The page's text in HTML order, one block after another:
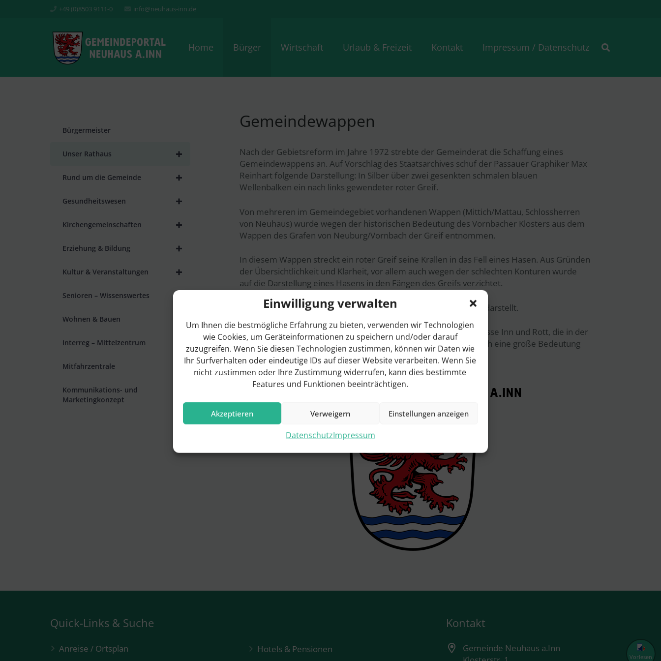
Einwilligung verwalten
Um Ihnen die bestmögliche Erfahrung zu bieten, verwenden wir Technologien
wie Cookies, um Geräteinformationen zu speichern und/oder darauf
zuzugreifen. Wenn Sie diesen Technologien zustimmen, können wir Daten wie
Ihr Surfverhalten oder eindeutige IDs auf dieser Website verarbeiten. Wenn Sie
nicht zustimmen oder Ihre Zustimmung widerrufen, kann dies bestimmte
Features und Funktionen beeinträchtigen.
Akzeptieren Verweigern Einstellungen anzeigen
DatenschutzImpressum
+49 (0)8503 9111-0 info@neuhaus-inn.de
Home Bürger Wirtschaft Urlaub & Freizeit Kontakt Impressum / Datenschutz
Vorlesen
Gemeindewappen
Nach der Gebietsreform im Jahre 1972 strebte der Gemeinderat die Schaffung eines
Gemeindewappens an. Auf Vorschlag des Staatsarchives schuf der Passauer Graphiker Max
Reinhart folgende Darstellung: In Silber über zwei gesenkten schmalen blauen
Wellenbalken ein nach links gewendeter roter Greif.
Von mehreren im Gemeindegebiet vorhandenen Wappen (Mittich/Mattau, Schlossherren
von Neuhaus) wurde wegen der historischen Bedeutung des Vornbacher Klosters aus dem
Wappen des Grafen von Neuburg/Vornbach der Greif entnommen.
In diesem Wappen streckt ein roter Greif seine Krallen in das Fell eines Hasen. Aus Gründen
der Übersichtlichkeit und Klarheit, vor allem auch wegen der schlechten Konturen wurde
auf die Darstellung eines Hasens in den Fängen des Greifs verzichtet.
Der Greif ist in der Heraldik ein Vogel, der Tapferkeit und Stärke darstellt.
Die blauen Wellenbalken sind topographische Zeichen für die Flüsse Inn und Rott, die in der
Geschichte der Gemeinde eine wichtige Rolle spielten, heute noch eine große Bedeutung
haben und oft eine Herausforderung darstellen.
Bürgermeister
+
Unser Rathaus
+
Rund um die Gemeinde
+
Gesundheitswesen
+
Kirchengemeinschaften
+
Erziehung & Bildung
+
Kultur & Veranstaltungen
Senioren – Wissenswertes
Wohnen & Bauen
Interreg – Mittelzentrum
Mitfahrzentrale
Kommunikations- und
Marketingkonzept
Quick-Links & Suche
Anreise / Ortsplan Hotels & Pensionen
Kontakt
Gemeinde Neuhaus a.Inn